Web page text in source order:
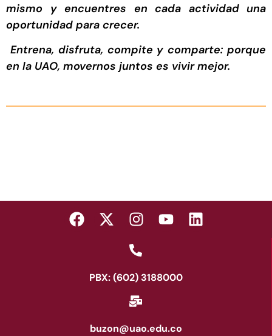
mismo y encuentres en cada actividad una
oportunidad para crecer.
Entrena, disfruta, compite y comparte: porque
en la UAO, movernos juntos es vivir mejor.
PBX: (602) 3188000
buzon@uao.edu.co